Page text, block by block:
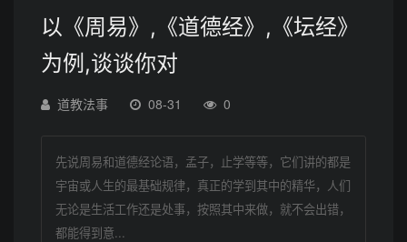
以《周易》,《道德经》,《坛经》
为例,谈谈你对
道教法事 08-31 0
先说周易和道德经论语，孟子，止学等等，它们讲的都是
宇宙或人生的最基础规律，真正的学到其中的精华，人们
无论是生活工作还是处事，按照其中来做，就不会出错，
都能得到意...